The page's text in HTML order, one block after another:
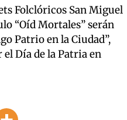
Folclóricos San Miguel
“Oíd Mortales” serán
Patrio en la Ciudad”,
Día de la Patria en